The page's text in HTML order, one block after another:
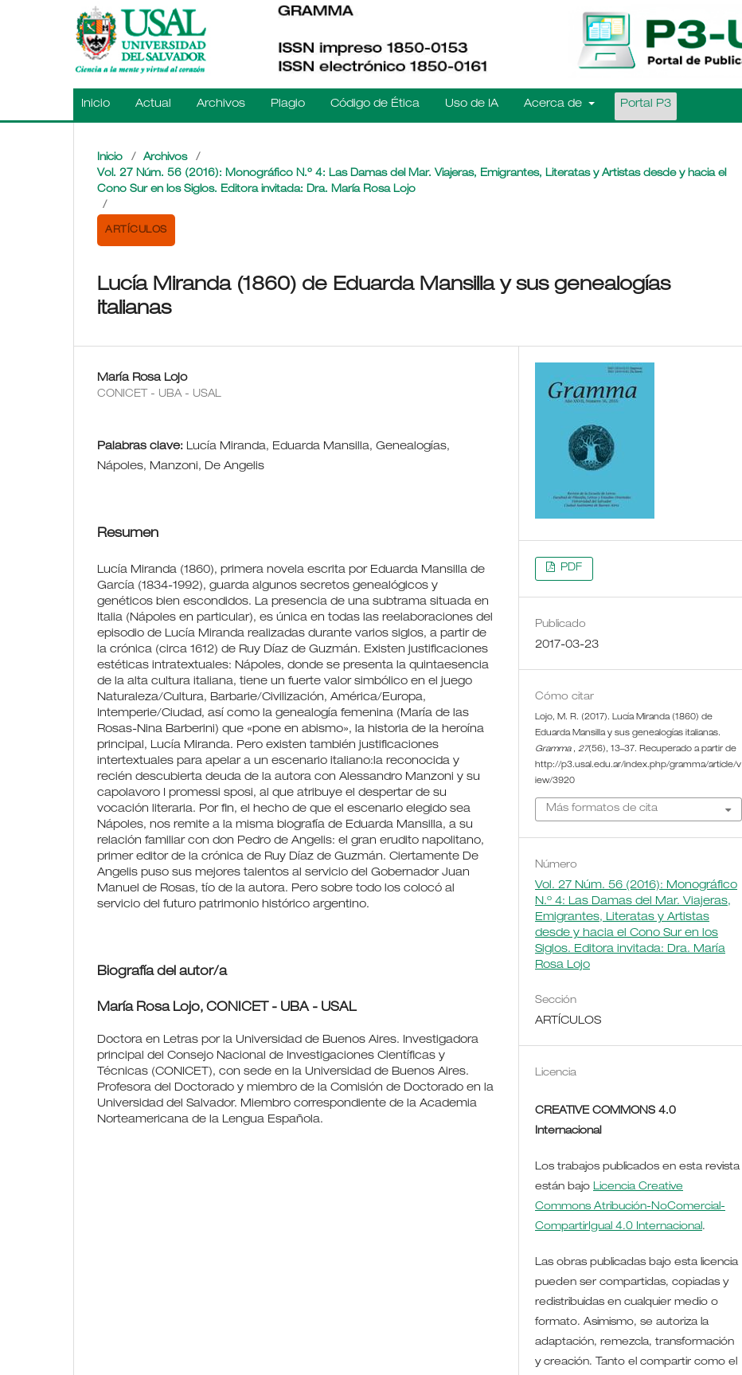
Inicio Actual Archivos Plagio Código de Ética Uso de IA Acerca de Portal P3
Inicio / Archivos
/
Vol. 27 Núm. 56 (2016): Monográfico N.º 4: Las Damas del Mar. Viajeras, Emigrantes, Literatas y Artistas desde y hacia el
Cono Sur en los Siglos. Editora invitada: Dra. María Rosa Lojo
/
ARTÍCULOS
Lucía Miranda (1860) de Eduarda Mansilla y sus genealogías
italianas
María Rosa Lojo
CONICET - UBA - USAL
Palabras clave: Lucía Miranda, Eduarda Mansilla, Genealogías,
Nápoles, Manzoni, De Angelis
Resumen
Lucía Miranda (1860), primera novela escrita por Eduarda Mansilla de
García (1834-1992), guarda algunos secretos genealógicos y
genéticos bien escondidos. La presencia de una subtrama situada en
Italia (Nápoles en particular), es única en todas las reelaboraciones del
episodio de Lucía Miranda realizadas durante varios siglos, a partir de
la crónica (circa 1612) de Ruy Díaz de Guzmán. Existen justificaciones
estéticas intratextuales: Nápoles, donde se presenta la quintaesencia
de la alta cultura italiana, tiene un fuerte valor simbólico en el juego
Naturaleza/Cultura, Barbarie/Civilización, América/Europa,
Intemperie/Ciudad, así como la genealogía femenina (María de las
Rosas-Nina Barberini) que «pone en abismo», la historia de la heroína
principal, Lucía Miranda. Pero existen también justificaciones
intertextuales para apelar a un escenario italiano:la reconocida y
recién descubierta deuda de la autora con Alessandro Manzoni y su
capolavoro I promessi sposi, al que atribuye el despertar de su
vocación literaria. Por fin, el hecho de que el escenario elegido sea
Nápoles, nos remite a la misma biografía de Eduarda Mansilla, a su
relación familiar con don Pedro de Angelis: el gran erudito napolitano,
primer editor de la crónica de Ruy Díaz de Guzmán. Ciertamente De
Angelis puso sus mejores talentos al servicio del Gobernador Juan
Manuel de Rosas, tío de la autora. Pero sobre todo los colocó al
servicio del futuro patrimonio histórico argentino.
Biografía del autor/a
María Rosa Lojo, CONICET - UBA - USAL
Doctora en Letras por la Universidad de Buenos Aires. Investigadora
principal del Consejo Nacional de Investigaciones Científicas y
Técnicas (CONICET), con sede en la Universidad de Buenos Aires.
Profesora del Doctorado y miembro de la Comisión de Doctorado en la
Universidad del Salvador. Miembro correspondiente de la Academia
Norteamericana de la Lengua Española.
PDF
Publicado
2017-03-23
Cómo citar
Lojo, M. R. (2017). Lucía Miranda (1860) de
Eduarda Mansilla y sus genealogías italianas.
Gramma ,27(56), 13–37. Recuperado a partir de
http://p3.usal.edu.ar/index.php/gramma/article/v
iew/3920
Más formatos de cita
Número
Vol. 27 Núm. 56 (2016): Monográfico
N.º 4: Las Damas del Mar. Viajeras,
Emigrantes, Literatas y Artistas
desde y hacia el Cono Sur en los
Siglos. Editora invitada: Dra. María
Rosa Lojo
Sección
ARTÍCULOS
Licencia
CREATIVE COMMONS 4.0
Internacional
Los trabajos publicados en esta revista
están bajoLicencia Creative
Commons Atribución-NoComercial-
CompartirIgual 4.0 Internacional.
Las obras publicadas bajo esta licencia
pueden ser compartidas, copiadas y
redistribuidas en cualquier medio o
formato. Asimismo, se autoriza la
adaptación, remezcla, transformación
y creación. Tanto el compartir como el